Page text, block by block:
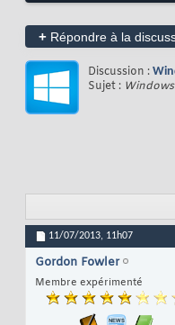
+ Répondre à la
Discussion :
Sujet : Windows
11/07/2013, 11h07
Gordon Fowler
Membre expérimenté